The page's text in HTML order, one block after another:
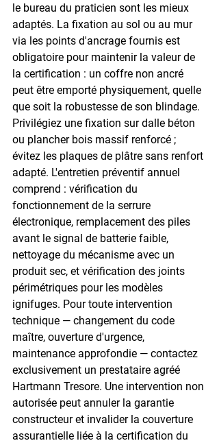
le bureau du praticien sont les mieux
adaptés. La fixation au sol ou au mur
via les points d'ancrage fournis est
obligatoire pour maintenir la valeur de
la certification : un coffre non ancré
peut être emporté physiquement, quelle
que soit la robustesse de son blindage.
Privilégiez une fixation sur dalle béton
ou plancher bois massif renforcé ;
évitez les plaques de plâtre sans renfort
adapté. L'entretien préventif annuel
comprend : vérification du
fonctionnement de la serrure
électronique, remplacement des piles
avant le signal de batterie faible,
nettoyage du mécanisme avec un
produit sec, et vérification des joints
périmétriques pour les modèles
ignifuges. Pour toute intervention
technique — changement du code
maître, ouverture d'urgence,
maintenance approfondie — contactez
exclusivement un prestataire agréé
Hartmann Tresore. Une intervention non
autorisée peut annuler la garantie
constructeur et invalider la couverture
assurantielle liée à la certification du